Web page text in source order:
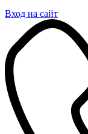
Вход на сайт